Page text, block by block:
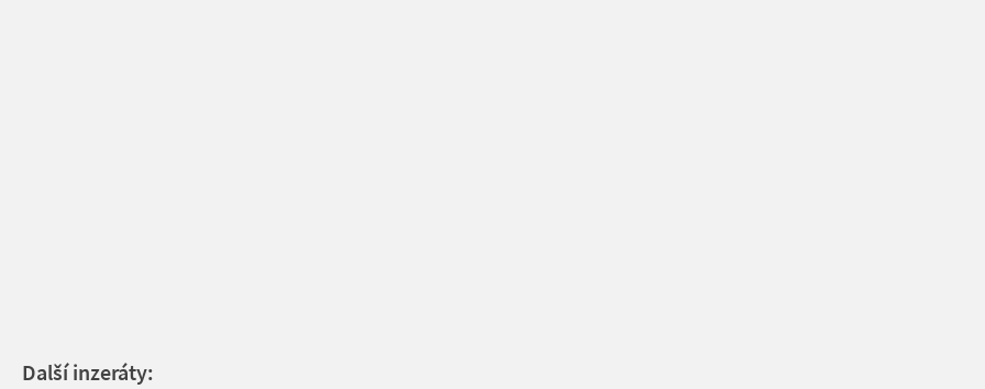
Další inzeráty: